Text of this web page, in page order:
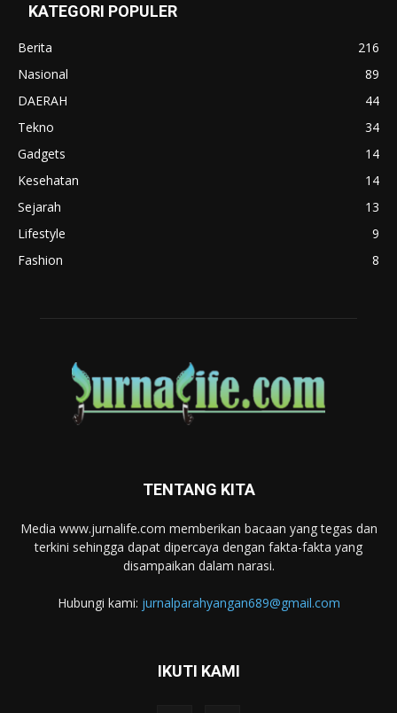
KATEGORI POPULER
Berita
216
Nasional
89
DAERAH
44
Tekno
34
Gadgets
14
Kesehatan
14
Sejarah
13
Lifestyle
9
Fashion
8
TENTANG KITA
Media www.jurnalife.com memberikan bacaan yang tegas dan
terkini sehingga dapat dipercaya dengan fakta-fakta yang
disampaikan dalam narasi.
Hubungi kami: jurnalparahyangan689@gmail.com
IKUTI KAMI